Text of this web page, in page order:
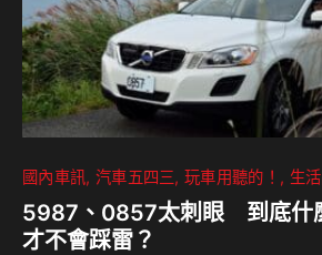
國內車訊 汽車五四三 玩車用聽的！ 生
5987、0857太刺眼 到底什
才不會踩雷？